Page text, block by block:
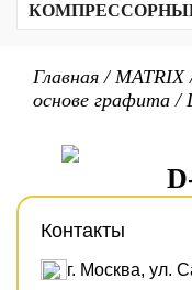
Трансформаторные
Кальциевый комплекс
Сульфонат кальция
Бариевый комплекс
Литиевые
Биоразлагаемые смазки
Для холодильных
Для газовых
Главная /MATRIX
основе графита /
Контакты
г. Москва, ул.